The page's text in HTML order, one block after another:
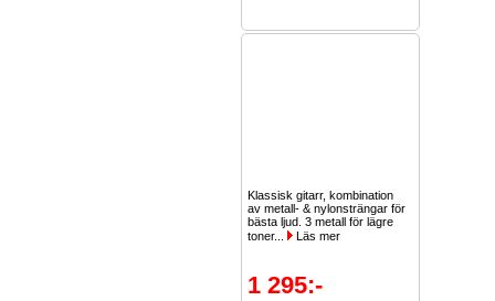
Klassisk gitarr, kombination
av metall- & nylonsträngar för
bästa ljud. 3 metall för lägre
toner...
Läs mer
1 295:-